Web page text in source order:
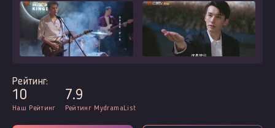
Рейтинг:
10
Наш Рейтинг
7.9
Рейтинг MydramaList